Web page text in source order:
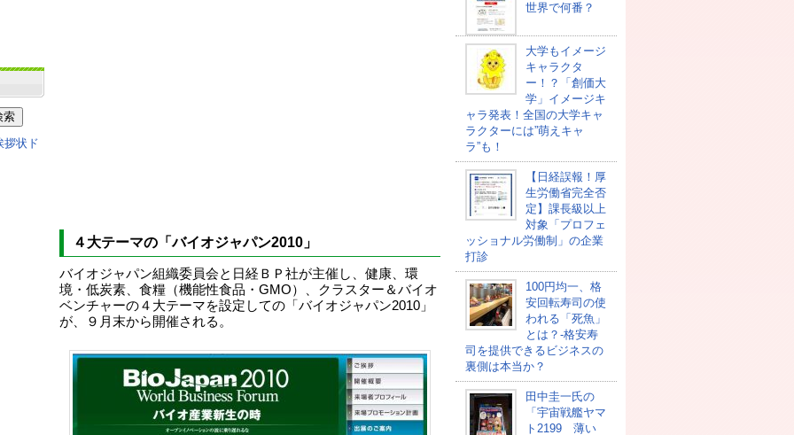
４大テーマの「バイオジャパン2010」
バイオジャパン組織委員会と日経ＢＰ社が主催し、健康、環
境・低炭素、食糧（機能性食品・GMO）、クラスター＆バイオ
ベンチャーの４大テーマを設定しての「バイオジャパン2010」
が、９月末から開催される。
世界で何番？
大学もイメージ
キャラクタ
ー！？「創価大
学」イメージキ
ャラ発表！全国の大学キャ
ラクターには”萌えキャ
ラ”も！
【日経誤報！厚
生労働省完全否
定】課長級以上
対象「プロフェ
ッショナル労働制」の企業
打診
100円均一、格
安回転寿司の使
われる「死魚」
とは？-格安寿
司を提供できるビジネスの
裏側は本当か？
田中圭一氏の
「宇宙戦艦ヤマ
ト2199 薄い